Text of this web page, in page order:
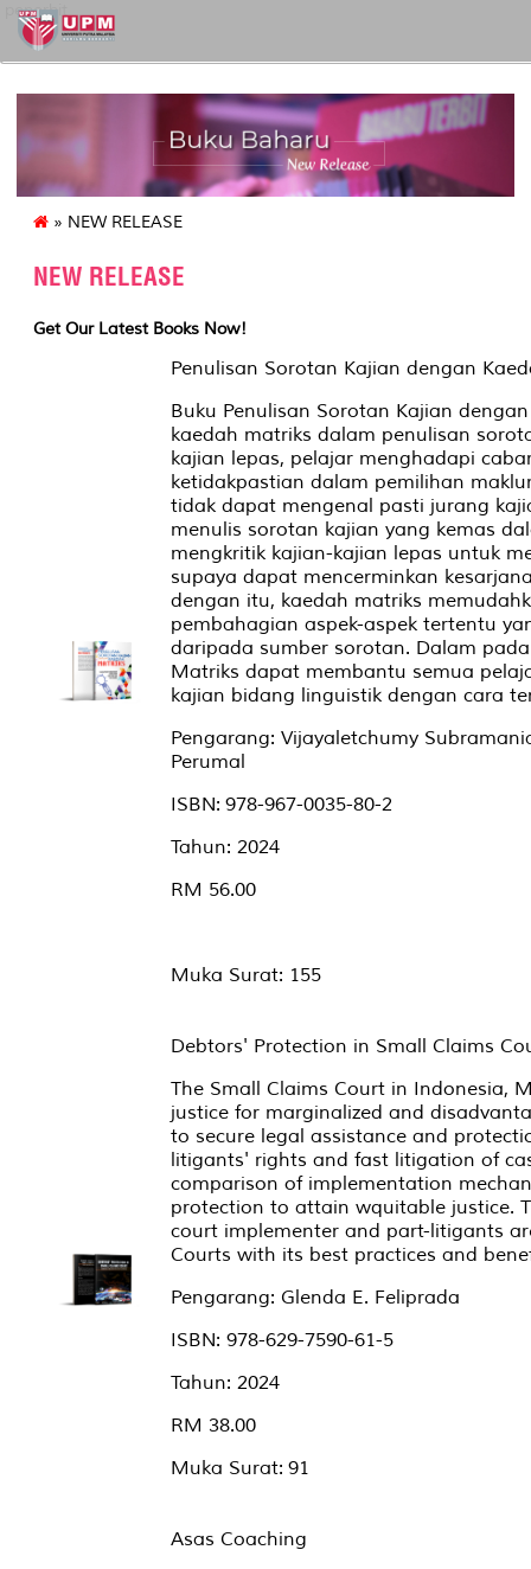
penerbit
» NEW RELEASE
NEW RELEASE
Get Our Latest Books Now!
Penulisan Sorotan Kajian dengan
Buku Penulisan Sorotan Kajian
kaedah matriks dalam penulisan
kajian lepas, pelajar menghadapi
ketidakpastian dalam pemilihan
tidak dapat mengenal pasti jurang
menulis sorotan kajian yang kemas
mengkritik kajian-kajian lepas untuk
supaya dapat mencerminkan
dengan itu, kaedah matriks
pembahagian aspek-aspek tertentu
daripada sumber sorotan. Dalam
Matriks dapat membantu semua
kajian bidang linguistik dengan cara
Pengarang: Vijayaletchumy
Perumal
ISBN: 978-967-0035-80-2
Tahun: 2024
RM 56.00
Muka Surat: 155
Debtors' Protection in Small Claims
The Small Claims Court in Indonesia,
justice for marginalized and
to secure legal assistance and
litigants' rights and fast litigation of
comparison of implementation
protection to attain wquitable justice.
court implementer and part-litigants
Courts with its best practices and
Pengarang: Glenda E. Feliprada
ISBN: 978-629-7590-61-5
Tahun: 2024
RM 38.00
Muka Surat: 91
Asas Coaching